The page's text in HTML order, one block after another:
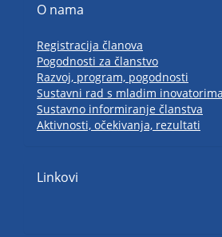
O nama
Registracija članova
Pogodnosti za članstvo
Razvoj, program, pogodnosti
Sustavni rad s mladim inovatorima
Sustavno informiranje članstva
Aktivnosti, očekivanja, rezultati
Linkovi